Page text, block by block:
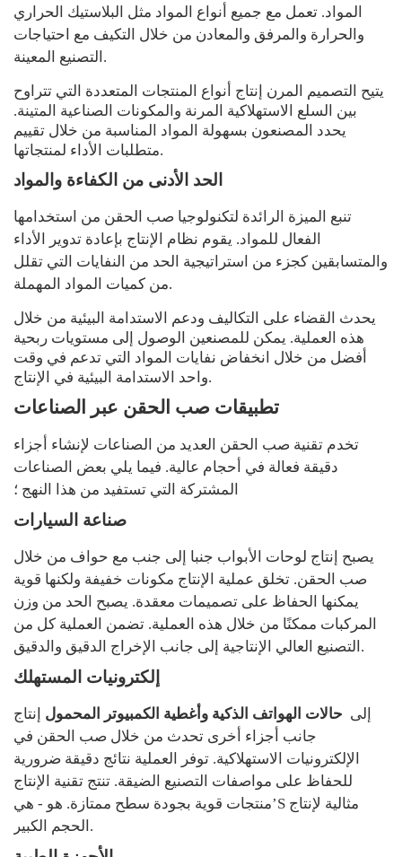
المواد. تعمل مع جميع أنواع المواد مثل البلاستيك الحراري
والحرارة والمرفق والمعادن من خلال التكيف مع احتياجات
التصنيع المعينة.
يتيح التصميم المرن إنتاج أنواع المنتجات المتعددة التي تتراوح
بين السلع الاستهلاكية المرنة والمكونات الصناعية المتينة.
يحدد المصنعون بسهولة المواد المناسبة من خلال تقييم
متطلبات الأداء لمنتجاتها.
الحد الأدنى من الكفاءة والمواد
تنبع الميزة الرائدة لتكنولوجيا صب الحقن من استخدامها
الفعال للمواد. يقوم نظام الإنتاج بإعادة تدوير الأداء
والمتسابقين كجزء من استراتيجية الحد من النفايات التي تقلل
من كميات المواد المهملة.
يحدث القضاء على التكاليف ودعم الاستدامة البيئية من خلال
هذه العملية. يمكن للمصنعين الوصول إلى مستويات ربحية
أفضل من خلال انخفاض نفايات المواد التي تدعم في وقت
واحد الاستدامة البيئية في الإنتاج.
تطبيقات صب الحقن عبر الصناعات
تخدم تقنية صب الحقن العديد من الصناعات لإنشاء أجزاء
دقيقة فعالة في أحجام عالية. فيما يلي بعض الصناعات
المشتركة التي تستفيد من هذا النهج ؛
صناعة السيارات
يصبح إنتاج لوحات الأبواب جنبا إلى جنب مع حواف من خلال
صب الحقن. تخلق عملية الإنتاج مكونات خفيفة ولكنها قوية
يمكنها الحفاظ على تصميمات معقدة. يصبح الحد من وزن
المركبات ممكنًا من خلال هذه العملية. تضمن العملية كل من
التصنيع العالي الإنتاجية إلى جانب الإخراج الدقيق والدقيق.
إلكترونيات المستهلك
جانب أجزاء أخرى تحدث من خلال صب الحقن في
الإلكترونيات الاستهلاكية. توفر العملية نتائج دقيقة ضرورية
للحفاظ على مواصفات التصنيع الضيقة. تنتج تقنية الإنتاج
منتجات قوية بجودة سطح ممتازة. هو - هي’S مثالية لإنتاج
الحجم الكبير.